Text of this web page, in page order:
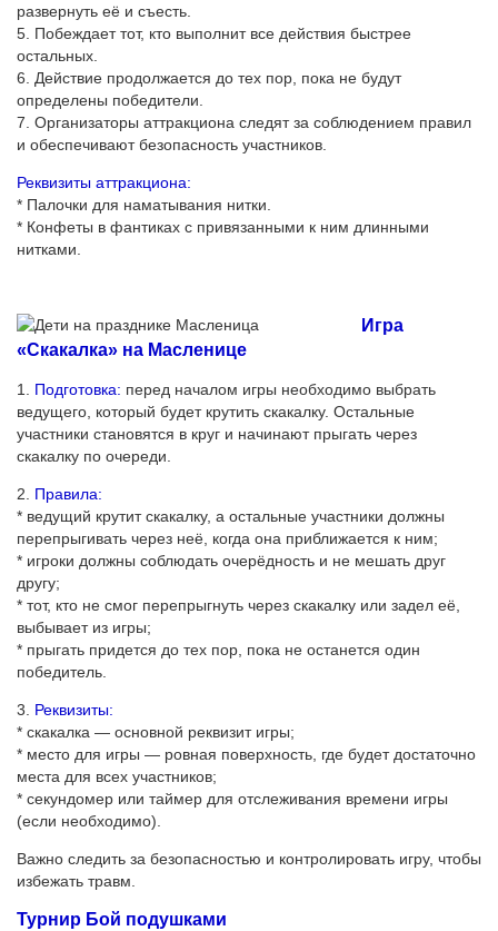
развернуть её и съесть.
5. Побеждает тот, кто выполнит все действия быстрее
остальных.
6. Действие продолжается до тех пор, пока не будут
определены победители.
7. Организаторы аттракциона следят за соблюдением правил
и обеспечивают безопасность участников.
Реквизиты аттракциона:
* Палочки для наматывания нитки.
* Конфеты в фантиках с привязанными к ним длинными
нитками.
Игра
«Скакалка» на Масленице
1. Подготовка: перед началом игры необходимо выбрать
ведущего, который будет крутить скакалку. Остальные
участники становятся в круг и начинают прыгать через
скакалку по очереди.
2. Правила:
* ведущий крутит скакалку, а остальные участники должны
перепрыгивать через неё, когда она приближается к ним;
* игроки должны соблюдать очерёдность и не мешать друг
другу;
* тот, кто не смог перепрыгнуть через скакалку или задел её,
выбывает из игры;
* прыгать придется до тех пор, пока не останется один
победитель.
3. Реквизиты:
* скакалка — основной реквизит игры;
* место для игры — ровная поверхность, где будет достаточно
места для всех участников;
* секундомер или таймер для отслеживания времени игры
(если необходимо).
Важно следить за безопасностью и контролировать игру, чтобы
избежать травм.
Турнир Бой подушками